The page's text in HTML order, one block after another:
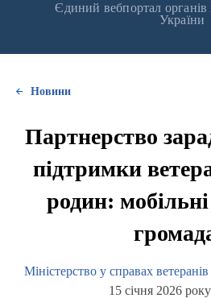
Єдиний вебпортал органів
України
Новини
Партнерство
підтримки
родин:
Міністерство у справах
15 січня 2026